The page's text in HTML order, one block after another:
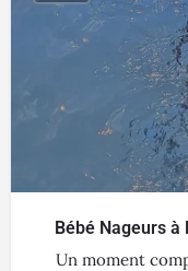
Bébé Nageurs à
Un moment